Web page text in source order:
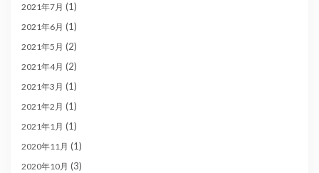
2021年7月 (1)
2021年6月 (1)
2021年5月 (2)
2021年4月 (2)
2021年3月 (1)
2021年2月 (1)
2021年1月 (1)
2020年11月 (1)
2020年10月 (3)